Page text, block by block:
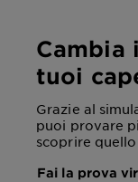
Cambia
tuoi
Grazie al
puoi provare
scoprire
Fai la prova